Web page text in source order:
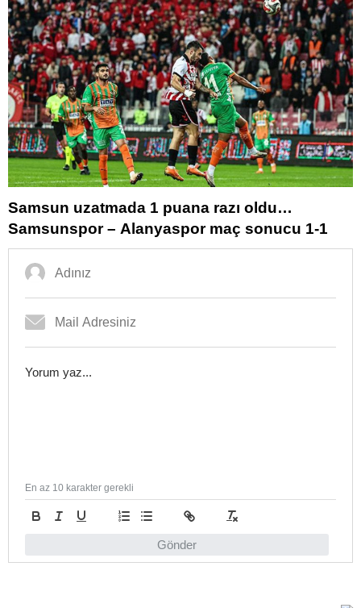
Samsun uzatmada 1 puana razı oldu…
Samsunspor – Alanyaspor maç sonucu 1-1
Gönder
En az 10 karakter gerekli